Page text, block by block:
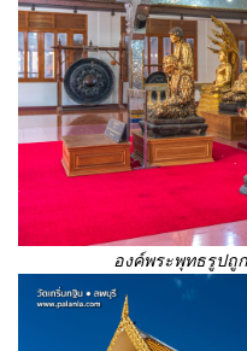
องค์พระพุทธรูปถู